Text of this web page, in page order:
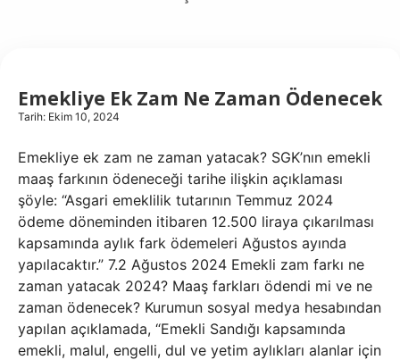
Emekliye Ek Zam Ne Zaman Ödenecek
Tarih: Ekim 10, 2024
Emekliye ek zam ne zaman yatacak? SGK’nın emekli
maaş farkının ödeneceği tarihe ilişkin açıklaması
şöyle: “Asgari emeklilik tutarının Temmuz 2024
ödeme döneminden itibaren 12.500 liraya çıkarılması
kapsamında aylık fark ödemeleri Ağustos ayında
yapılacaktır.” 7.2 Ağustos 2024 Emekli zam farkı ne
zaman yatacak 2024? Maaş farkları ödendi mi ve ne
zaman ödenecek? Kurumun sosyal medya hesabından
yapılan açıklamada, “Emekli Sandığı kapsamında
emekli, malul, engelli, dul ve yetim aylıkları alanlar için